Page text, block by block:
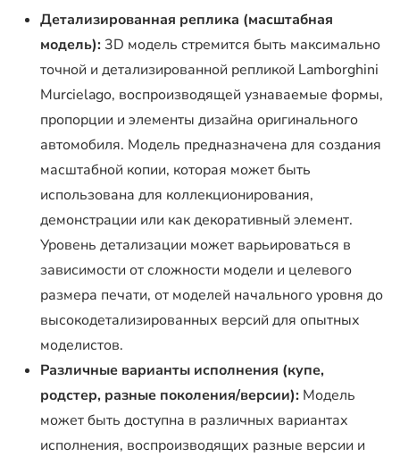
Детализированная реплика (масштабная
модель): 3D модель стремится быть максимально
точной и детализированной репликой Lamborghini
Murcielago, воспроизводящей узнаваемые формы,
пропорции и элементы дизайна оригинального
автомобиля. Модель предназначена для создания
масштабной копии, которая может быть
использована для коллекционирования,
демонстрации или как декоративный элемент.
Уровень детализации может варьироваться в
зависимости от сложности модели и целевого
размера печати, от моделей начального уровня до
высокодетализированных версий для опытных
моделистов.
Различные варианты исполнения (купе,
родстер, разные поколения/версии): Модель
может быть доступна в различных вариантах
исполнения, воспроизводящих разные версии и